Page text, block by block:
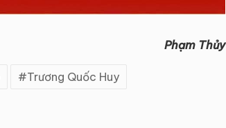
Phạm Thủy
Trương Quốc Huy